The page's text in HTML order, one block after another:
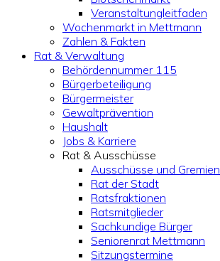
Veranstaltungleitfaden
Wochenmarkt in Mettmann
Zahlen & Fakten
Rat & Verwaltung
Behördennummer 115
Bürgerbeteiligung
Bürgermeister
Gewaltprävention
Haushalt
Jobs & Karriere
Rat & Ausschüsse
Ausschüsse und Gremien
Rat der Stadt
Ratsfraktionen
Ratsmitglieder
Sachkundige Bürger
Seniorenrat Mettmann
Sitzungstermine